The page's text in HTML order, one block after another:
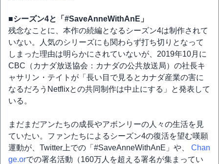
■シーズン4と「#SaveAnneWithAnE」
残念なことに、本作の続編となるシーズン4は制作されて
いない。人気のシリーズにも関わらず打ち切りとなって
しまった理由は明らかにされていないが、2019年10月に
CBC（カナダ放送協会：カナダの公共放送局）の社長キ
ャサリン・テイトが「長い目で見るとカナダ産業の害に
なるだろうNetflixとの共同制作は中止にする」と発表して
いる。
まだまだアンたちの成長やアボンリーの人々の生活を見
ていたい。ファンたちによるシーズン4の復活を望む嘆願
運動が、Twitter上での「#SaveAnneWithAnE」や、
Chan
ge.orでの署名活動（160万人を超える署名が集まってい